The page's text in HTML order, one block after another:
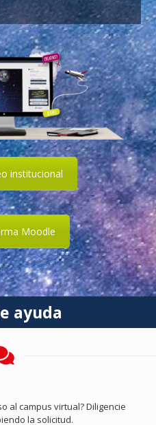
institucional
Moodle
ayuda
al campus virtual? Diligencie
la solicitud.